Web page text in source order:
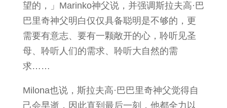
望的，」Marinko神父说，并强调斯拉夫高·巴
巴里奇神父明白仅仅具备聪明是不够的，更
需要有意志、要有一颗敞开的心，聆听见圣
母、聆听人们的需求、聆听大自然的需
求……
Milona也说，斯拉夫高·巴巴里奇神父觉得自
己会早逝，因此直到最后一刻，他都全力以